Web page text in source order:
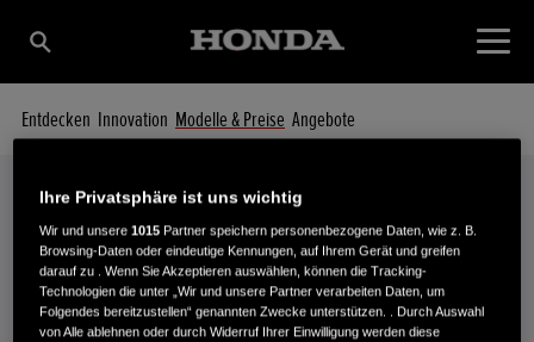
Entdecken Innovation Modelle & Preise Angebote
Modelle & Preise
IHRE SCHNEEFRÄSE IM DETAIL
Ihre Privatsphäre ist uns wichtig
Wir und unsere1015 Partner speichern personenbezogene Daten, wie z. B.
Browsing-Daten oder eindeutige Kennungen, auf Ihrem Gerät und greifen
darauf zu . Wenn Sie Akzeptieren auswählen, können die Tracking-
Technologien die unter „Wir und unsere Partner verarbeiten Daten, um
Folgendes bereitzustellen“ genannten Zwecke unterstützen. . Durch Auswahl
von Alle ablehnen oder durch Widerruf Ihrer Einwilligung werden diese